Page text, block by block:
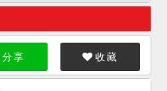
分享 收藏